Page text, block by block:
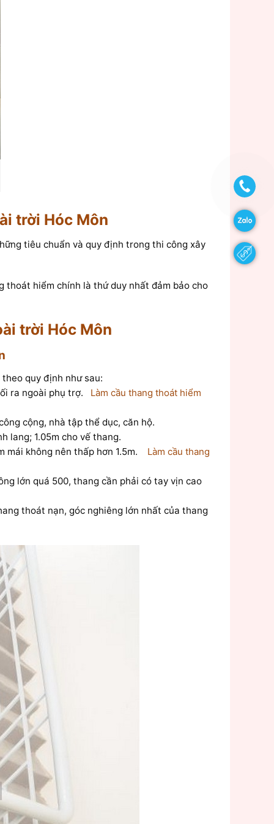
trời Hóc Môn
tiêu chuẩn và quy định trong thi công xây
thoát hiểm chính là thứ duy nhất đảm bảo cho
trời Hóc Môn
quy định như sau:
ra ngoài phụ trợ.
Làm cầu thang thoát hiểm
cộng, nhà tập thể dục, căn hộ.
lang; 1.05m cho vế thang.
mái không nên thấp hơn 1.5m.
Làm cầu thang
lớn quá 500, thang cần phải có tay vịn cao
thoát nạn, góc nghiêng lớn nhất của thang